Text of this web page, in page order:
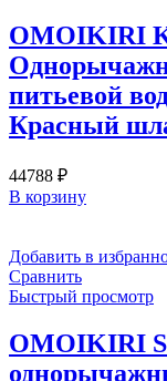
OMOIKIRI
питьевой
Красный
44788 ₽
В корзину
Добавить в
Сравнить
Быстрый просмотр
OMOIKIRI